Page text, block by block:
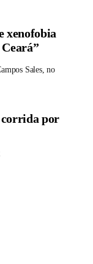
xenofobia
Sales, no
corrida por